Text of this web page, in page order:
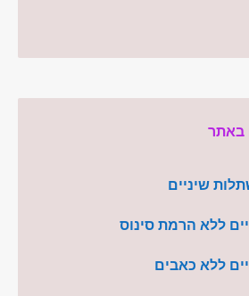
באתר
שיניים
ללא הרמת סינוס
ללא כאבים